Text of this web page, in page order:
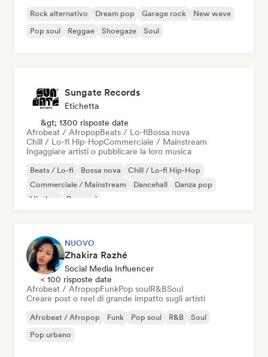
Rock alternativo Dream pop Garage rock
New wave
Pop soul
Reggae Shoegaze Soul
Sungate Records
Etichetta
&gt; 1300 risposte date
Afrobeat / AfropopBeats / Lo-fiBossa nova
Chill / Lo-fi Hip-HopCommerciale / Mainstream
Ingaggiare artisti o pubblicare la loro musica
Beats / Lo-fi Bossa nova
Chill / Lo-fi Hip-Hop
Commerciale / Mainstream
Dancehall
Danza pop
Hip-hop
Pop soul
NUOVO
Zhakira Razhé
Social Media Influencer
< 100 risposte date
Afrobeat / AfropopFunkPop soulR&BSoul
Creare post o reel di grande impatto sugli artisti
Afrobeat / Afropop Funk Pop soul R&B
Soul
Pop urbano